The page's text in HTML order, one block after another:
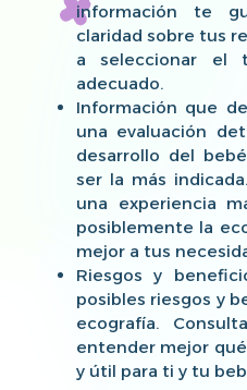
información te
claridad sobre tus
a seleccionar el
adecuado.
Información que
una evaluación
desarrollo del
ser la más
una experiencia
posiblemente la
mejor a tus
Riesgos y
posibles riesgos y
ecografía.
entender mejor
y útil para ti y tu